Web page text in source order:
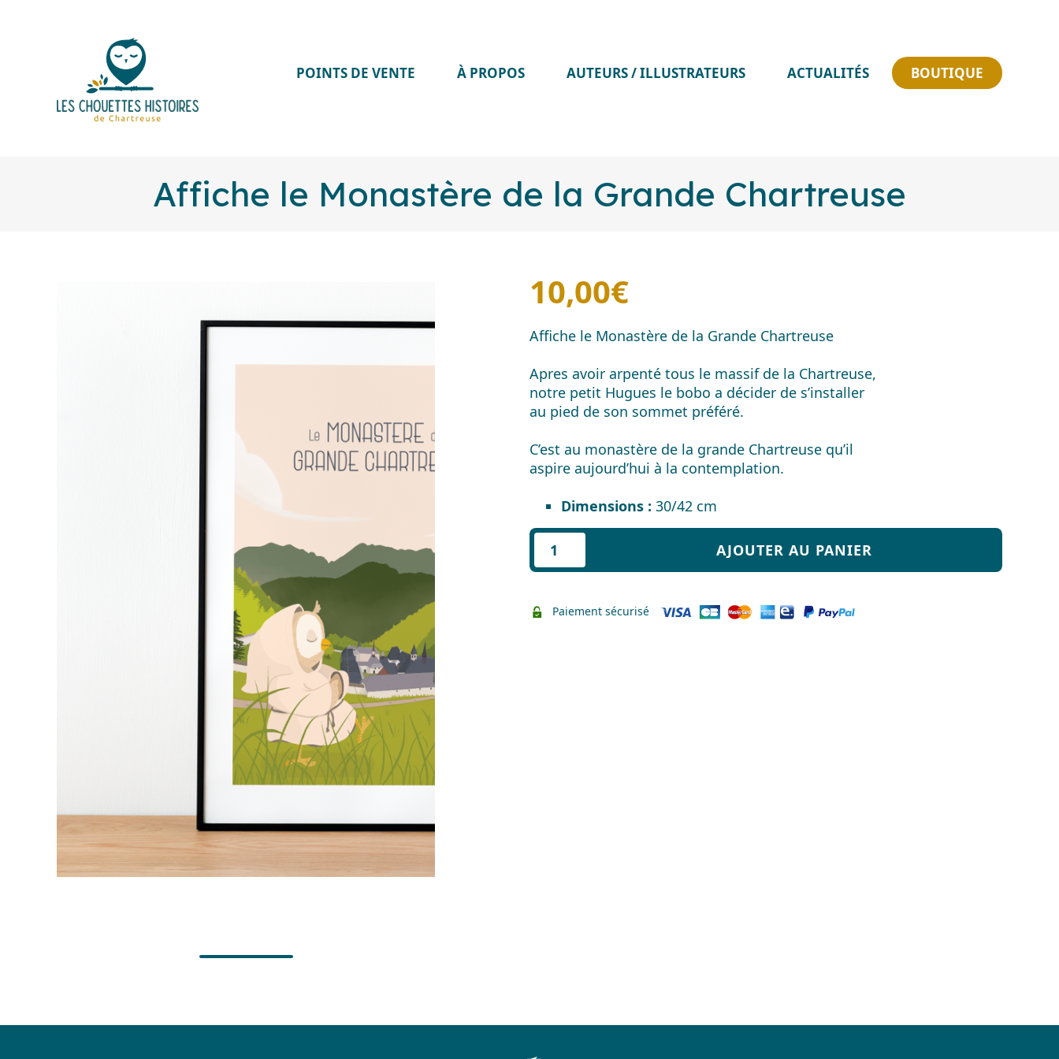
Skip
to
POINTS DE VENTE À PROPOS AUTEURS / ILLUSTRATEURS ACTUALITÉS BOUTIQUE
Affiche le Monastère de la Grande Chartreuse
10,00€
Affiche le Monastère de la Grande Chartreuse
Apres avoir arpenté tous le massif de la Chartreuse,
notre petit Hugues le bobo a décider de s’installer
au pied de son sommet préféré.
C’est au monastère de la grande Chartreuse qu’il
aspire aujourd’hui à la contemplation.
Dimensions : 30/42 cm
quantité
de
Monastère
AJOUTER AU PANIER
Paiement sécurisé